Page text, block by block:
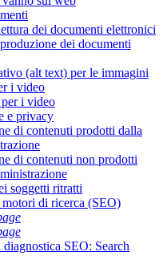
dei documenti elettronici
dei documenti
(alt text) per le immagini
i video
i video
e privacy
di contenuti prodotti dalla
di contenuti non prodotti
soggetti ritratti
di ricerca (SEO)
SEO: Search